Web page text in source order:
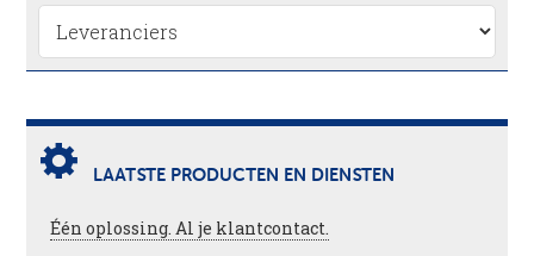
LAATSTE PRODUCTEN EN DIENSTEN
Één oplossing. Al je klantcontact.